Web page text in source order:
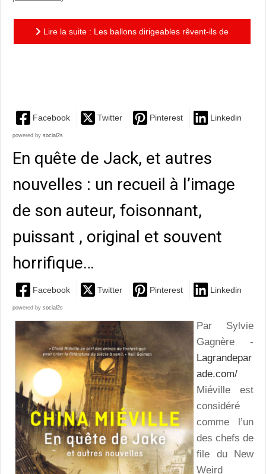
Lire la suite : Les ballons dirigeables rêvent-ils de
Facebook Twitter Pinterest Linkedin
powered by social2s
En quête de Jack, et autres
nouvelles : un recueil à l’image
de son auteur, foisonnant,
puissant , original et souvent
horrifique…
Facebook Twitter Pinterest Linkedin
powered by social2s
Par Sylvie
Gagnère -
Lagrandepar
ade.com/
Miéville est
considéré
comme l’un
des chefs de
file du New
Weird